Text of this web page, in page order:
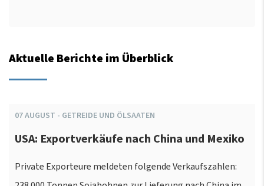
Aktuelle Berichte im Überblick
07AUGUST - GETREIDE UND ÖLSAATEN
USA: Exportverkäufe nach China und Mexiko
Private Exporteure meldeten folgende Verkaufszahlen: